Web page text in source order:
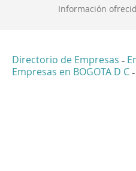
Información
Directorio de Empresas -
Empresas en BOGOTA D C -